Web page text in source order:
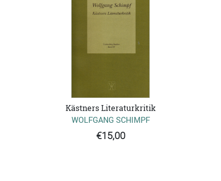
Kästners Literaturkritik
WOLFGANG SCHIMPF
€15,00